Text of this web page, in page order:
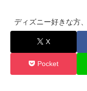
ディズニー好きな方
X
Pocket